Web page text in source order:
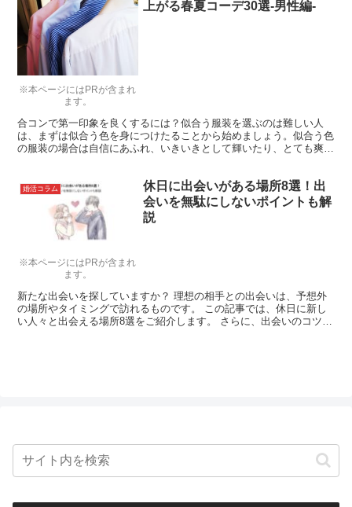
※本ページにはPRが含まれ
ます。
上がる春夏コーデ30選-男性編-
合コンで第一印象を良くするには？似合う服装を選ぶのは難しい人
は、まずは似合う色を身につけたることから始めましょう。似合う色
の服装の場合は自信にあふれ、いきいきとして輝いたり、とても爽や
※本ページにはPRが含まれ
ます。
婚活コラム
休日に出会いがある場所8選！出
会いを無駄にしないポイントも解
説
新たな出会いを探していますか？ 理想の相手との出会いは、予想外
の場所やタイミングで訪れるものです。 この記事では、休日に新し
い人々と出会える場所8選をご紹介します。 さらに、出会いのコツを